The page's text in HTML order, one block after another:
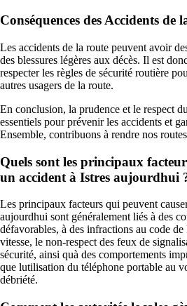
Conséquences des Accidents de
Les accidents de la route peuvent avoir
des blessures légères aux décès. Il est
respecter les règles de sécurité routière
autres usagers de la route.
En conclusion, la prudence et le respect
essentiels pour prévenir les accidents et
Ensemble, contribuons à rendre nos
Quels sont les principaux
un accident à Istres aujourdhui
Les principaux facteurs qui peuvent
aujourdhui sont généralement liés à des
défavorables, à des infractions au code
vitesse, le non-respect des feux de
sécurité, ainsi quà des comportements
que lutilisation du téléphone portable au
débriété.